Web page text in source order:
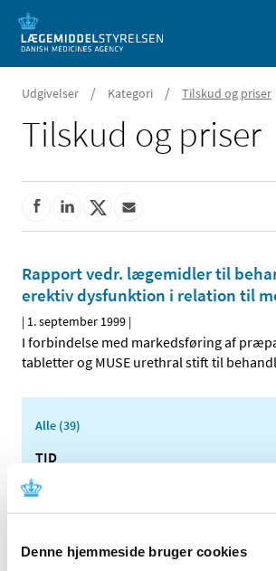
Denne hjemmeside bruger cookies
Udgivelser / Kategori / Tilskud og priser
Tilskud og priser
Rapport vedr. lægemidler til
erektiv dysfunktion i relation til
| 1. september 1999 |
I forbindelse med markedsføring af
tabletter og MUSE urethral stift til
Alle (39)
TID
2023 (1)
2019 (1)